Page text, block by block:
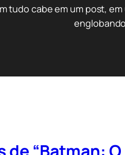
tudo cabe em um post,